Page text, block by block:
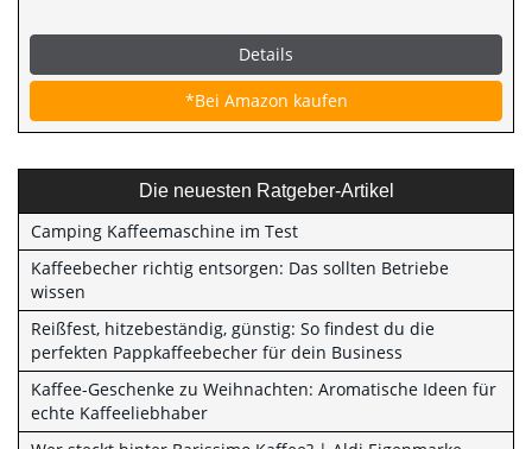
Details
*Bei Amazon kaufen
Die neuesten Ratgeber-Artikel
Camping Kaffeemaschine im Test
Kaffeebecher richtig entsorgen: Das sollten Betriebe
wissen
Reißfest, hitzebeständig, günstig: So findest du die
perfekten Pappkaffeebecher für dein Business
Kaffee-Geschenke zu Weihnachten: Aromatische Ideen für
echte Kaffeeliebhaber